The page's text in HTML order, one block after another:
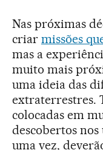
Nas próximas
criar missões
mas a
muito mais
uma ideia das
extraterrestres.
colocadas em
descobertos
uma vez,